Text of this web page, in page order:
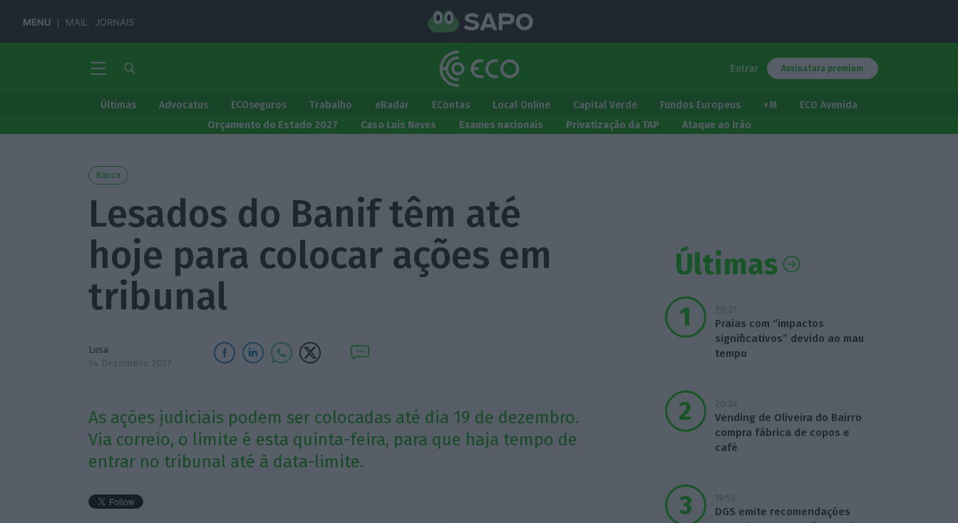
MENU MAIL JORNAIS
Entrar Assinatura premium
Últimas Advocatus ECOseguros Trabalho eRadar EContas Local Online Capital Verde Fundos Europeus +M
ECO Avenida
Orçamento do Estado 2027
Caso Luís Neves Exames nacionais Privatização da TAP Ataque ao Irão
Banca
Lesados do Banif têm até
hoje para colocar ações em
tribunal
Lusa
14 Dezembro 2017
As ações judiciais podem ser colocadas até dia 19 de dezembro.
Via correio, o limite é esta quinta-feira, para que haja tempo de
entrar no tribunal até à data-limite.
Últimas
20:27
Praias com “impactos
significativos” devido ao mau
tempo
20:24
Vending de Oliveira do Bairro
compra fábrica de copos e
café
19:52
DGS emite recomendações